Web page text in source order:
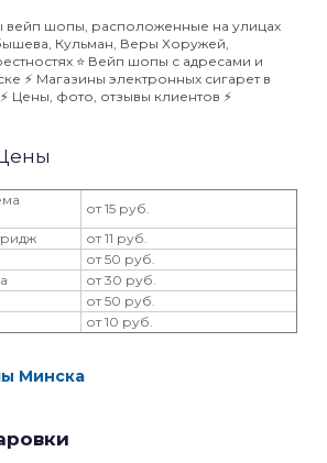
вейп шопы, расположенные на улицах
Кульман, Веры Хоружей,
⭐️ Вейп шопы с адресами и
⚡️ Магазины электронных сигарет в
Цены, фото, отзывы клиентов ⚡️
от 15 руб.
от 11 руб.
от 50 руб.
от 30 руб.
от 50 руб.
от 10 руб.
Минска